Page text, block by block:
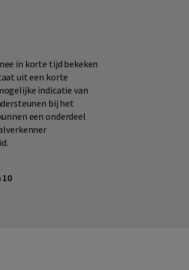
in korte tijd bekeken
uit een korte
indicatie van
bij het
een onderdeel
10